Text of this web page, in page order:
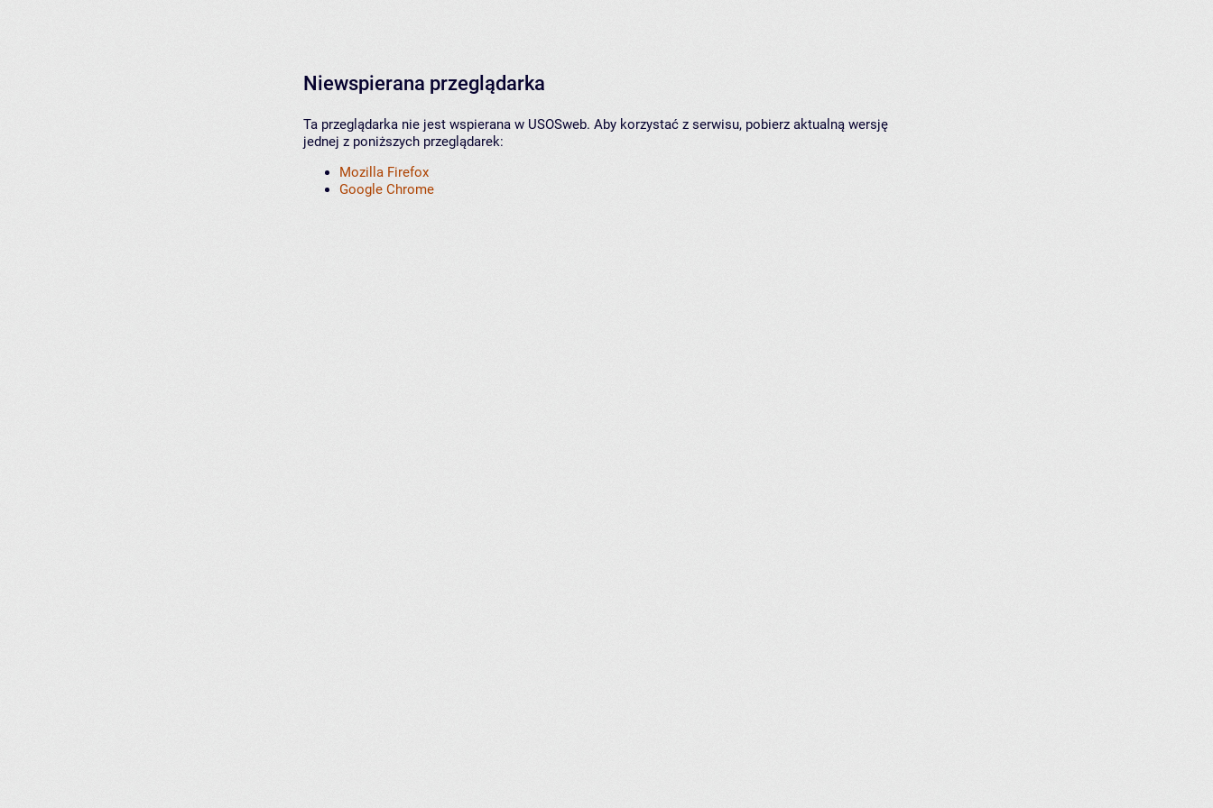
Niewspierana przeglądarka
Ta przeglądarka nie jest wspierana w USOSweb. Aby korzystać z serwisu, pobierz aktualną wersję
jednej z poniższych przeglądarek:
Mozilla Firefox
Google Chrome